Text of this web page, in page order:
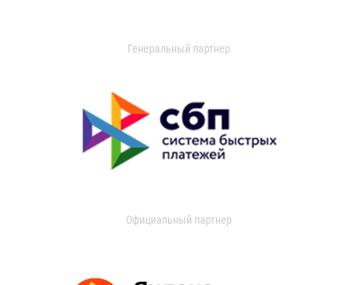
Генеральный партнер
Официальный партнер